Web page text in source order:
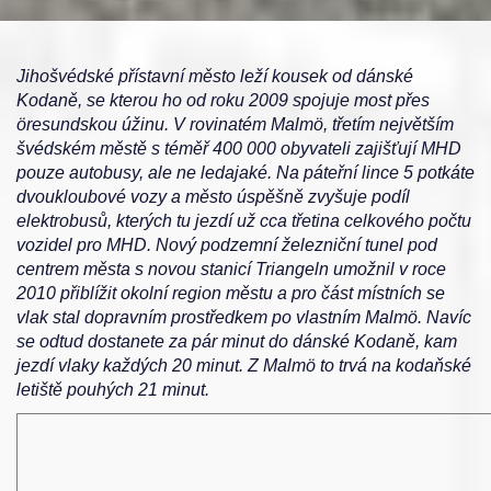
Jihošvédské přístavní město leží kousek od dánské
Kodaně, se kterou ho od roku 2009 spojuje most přes
öresundskou úžinu. V rovinatém Malmö, třetím největším
švédském městě s téměř 400 000 obyvateli zajišťují MHD
pouze autobusy, ale ne ledajaké. Na páteřní lince 5 potkáte
dvoukloubové vozy a město úspěšně zvyšuje podíl
elektrobusů, kterých tu jezdí už cca třetina celkového počtu
vozidel pro MHD. Nový podzemní železniční tunel pod
centrem města s novou stanicí Triangeln umožnil v roce
2010 přiblížit okolní region městu a pro část místních se
vlak stal dopravním prostředkem po vlastním Malmö. Navíc
se odtud dostanete za pár minut do dánské Kodaně, kam
jezdí vlaky každých 20 minut. Z Malmö to trvá na kodaňské
letiště pouhých 21 minut.